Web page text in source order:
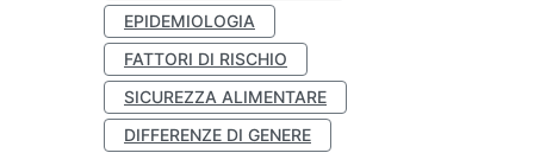
EPIDEMIOLOGIA
FATTORI DI RISCHIO
SICUREZZA ALIMENTARE
DIFFERENZE DI GENERE